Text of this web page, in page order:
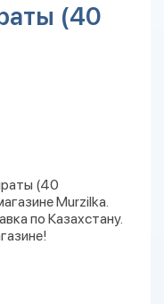
(40
(40
Murzilka.
по Казахстану.